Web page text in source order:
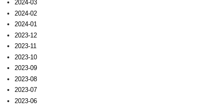
2024-03
2024-02
2024-01
2023-12
2023-11
2023-10
2023-09
2023-08
2023-07
2023-06